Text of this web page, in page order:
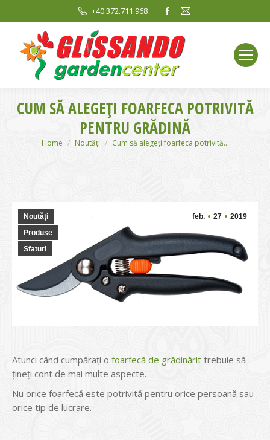
+40.372.711.968
Facebook
opens
in
new
window
Mail
window
CUM SĂ ALEGEŢI FOARFECA POTRIVITĂ
PENTRU GRĂDINĂ
You are here:
Home Noutăți Cum să alegeţi foarfeca potrivită…
feb. 27 2019
Noutăți
Produse
Sfaturi
Atunci când cumpăraţi o foarfecă de grădinărit trebuie să
ţineţi cont de mai multe aspecte.
Nu orice foarfecă este potrivită pentru orice persoană sau
orice tip de lucrare.